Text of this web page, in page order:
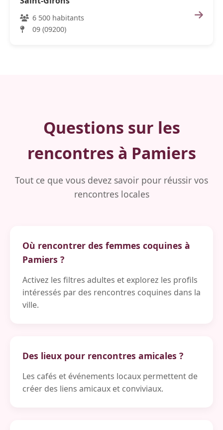
6 500 habitants
09 (09200)
Questions sur les
rencontres à Pamiers
Tout ce que vous devez savoir pour réussir vos
rencontres locales
Où rencontrer des femmes coquines à
Pamiers ?
Activez les filtres adultes et explorez les profils
intéressés par des rencontres coquines dans la
ville.
Des lieux pour rencontres amicales ?
Les cafés et événements locaux permettent de
créer des liens amicaux et conviviaux.